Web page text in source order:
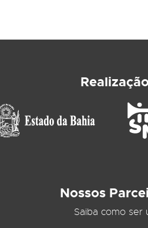
Nossos
Saiba como ser